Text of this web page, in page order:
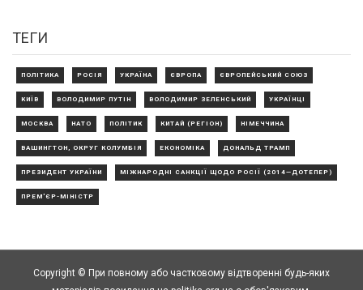
ТЕГИ
ПОЛІТИКА РОСІЯ УКРАЇНА ЄВРОПА ЄВРОПЕЙСЬКИЙ СОЮЗ
КИЇВ ВОЛОДИМИР ПУТІН ВОЛОДИМИР ЗЕЛЕНСЬКИЙ УКРАЇНЦІ
МОСКВА НАТО ПОЛІТИК КИТАЙ (РЕГІОН) НІМЕЧЧИНА
ВАШИНГТОН, ОКРУГ КОЛУМБІЯ ЕКОНОМІКА ДОНАЛЬД ТРАМП
ПРЕЗИДЕНТ УКРАЇНИ МІЖНАРОДНІ САНКЦІЇ ЩОДО РОСІЇ (2014—ДОТЕПЕР)
ПРЕМ'ЄР-МІНІСТР
Copyright © При повному або частковому відтворенні будь-яких